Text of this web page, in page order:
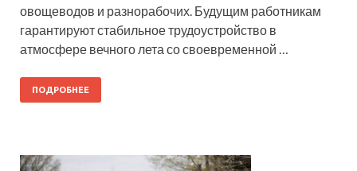
овощеводов и разнорабочих. Будущим работникам
гарантируют стабильное трудоустройство в
атмосфере вечного лета со своевременной …
ПОДРОБНЕЕ